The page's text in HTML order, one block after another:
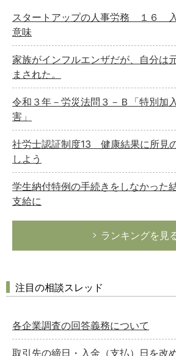
スタートアップの人事労務 １６
意味
家族がインフルエンザだが、自分は
まされた。
令和３年－労災法問３－Ｂ「特別加
害」
社労士認証制度13 健康結果に所見
しよう
学生納付特例の手続きをしなかった
支給に
ランキングを見
注目の相談スレッド
各企業調査の回答義務について
取引先の締日・入金（支払）日を改